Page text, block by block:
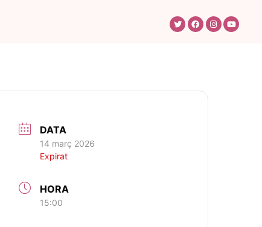
DATA
14 març 2026
Expirat
HORA
15:00